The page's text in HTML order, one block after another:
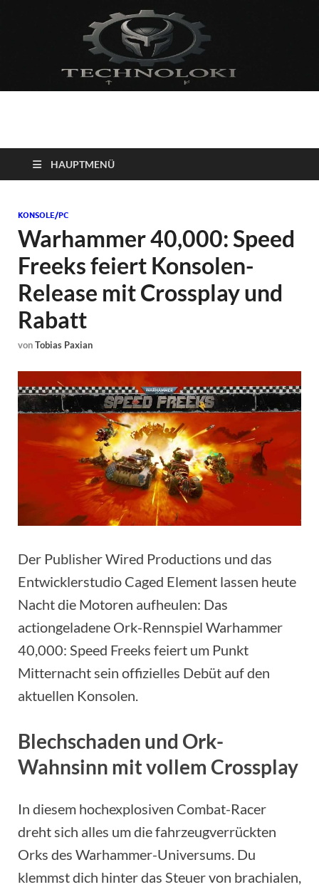
Technoloki: Gaming
und Entertainment
News
Blockbuster, Indie-Perlen und Retro-Klassiker.
HAUPTMENÜ
KONSOLE/PC
Warhammer 40,000: Speed
Freeks feiert Konsolen-
Release mit Crossplay und
Rabatt
vonTobias Paxian
Der Publisher Wired Productions und das
Entwicklerstudio Caged Element lassen heute
Nacht die Motoren aufheulen: Das
actiongeladene Ork-Rennspiel Warhammer
40,000: Speed Freeks feiert um Punkt
Mitternacht sein offizielles Debüt auf den
aktuellen Konsolen.
Blechschaden und Ork-
Wahnsinn mit vollem Crossplay
In diesem hochexplosiven Combat-Racer
dreht sich alles um die fahrzeugverrückten
Orks des Warhammer-Universums. Du
klemmst dich hinter das Steuer von brachialen,